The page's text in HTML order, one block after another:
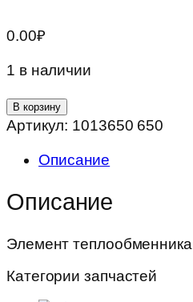
0.00₽
1 в наличии
Количество
товара
теплообменника
ЯМЗ-650
В корзину
Артикул: 1013650 650
Описание
Описание
Элемент
Категории запчастей